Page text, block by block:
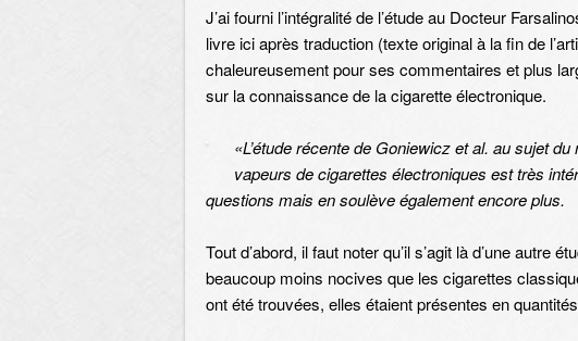
J’ai fourni l’intégralité de l’étude au Docteur
livre ici après traduction (texte original à la fin de
chaleureusement pour ses commentaires et plus
sur la connaissance de la cigarette électronique.
«L’étude récente de Goniewicz et al. au sujet
vapeurs de cigarettes électroniques est très
questions mais en soulève également encore plus.
Tout d’abord, il faut noter qu’il s’agit là d’une autre
beaucoup moins nocives que les cigarettes
ont été trouvées, elles étaient présentes en